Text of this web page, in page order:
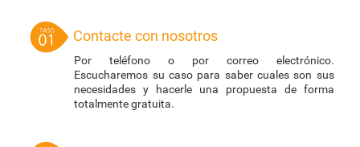
Contacte con nosotros
Por teléfono o por correo electrónico.
Escucharemos su caso para saber cuales son sus
necesidades y hacerle una propuesta de forma
totalmente gratuita.